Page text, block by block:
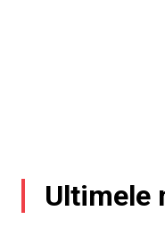
Ultimele